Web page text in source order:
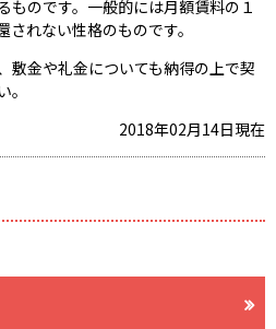
のです。一般的には月額賃料の１
れない性格のものです。
敷金や礼金についても納得の上で契
2018年02月14日現在